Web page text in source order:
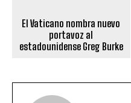
El Vaticano nombra nuevo
portavoz al
estadounidense Greg Burke